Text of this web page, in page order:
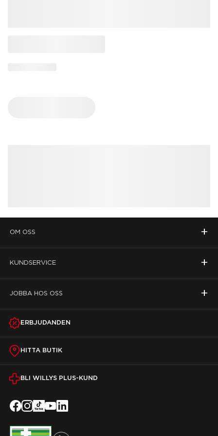
OM OSS +
KUNDSERVICE +
JOBBA HOS OSS +
ERBJUDANDEN
HITTA BUTIK
BLI WILLYS PLUS-KUND